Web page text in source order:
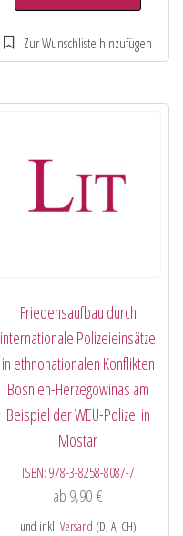
Friedensaufbau durch
internationale Polizeieinsätze
in ethnonationalen Konflikten
Bosnien-Herzegowinas am
Beispiel der WEU-Polizei in
Mostar
ISBN: 978-3-8258-8087-7
ab 9,90€
und inkl. Versand (D, A, CH)